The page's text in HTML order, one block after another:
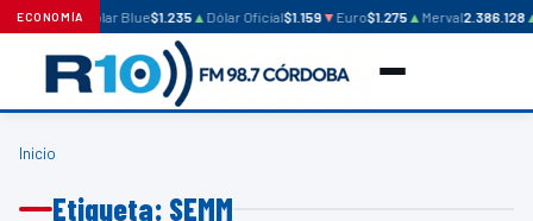
ECONOMÍADólar Blue$1.235▲ Dólar Oficial$1.159▼Euro$1.275▲ Merval2.386.128
Inicio
Etiqueta: SEMM